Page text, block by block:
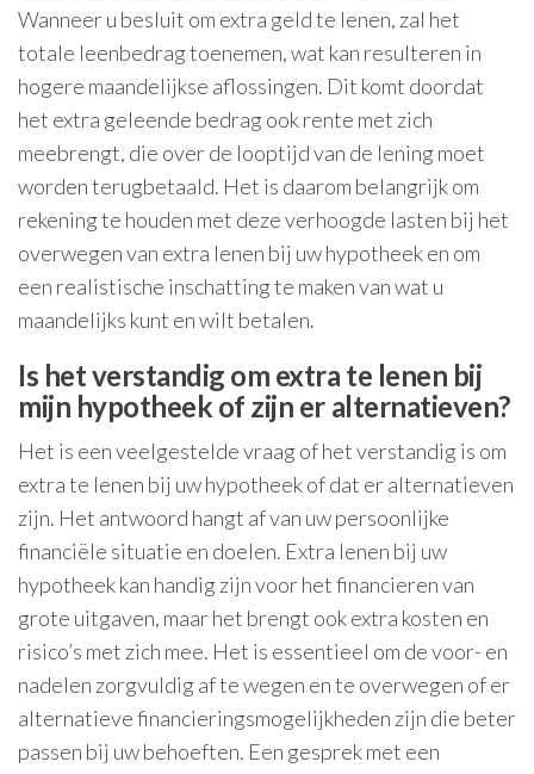
Wanneer u besluit om extra geld te lenen, zal het
totale leenbedrag toenemen, wat kan resulteren in
hogere maandelijkse aflossingen. Dit komt doordat
het extra geleende bedrag ook rente met zich
meebrengt, die over de looptijd van de lening moet
worden terugbetaald. Het is daarom belangrijk om
rekening te houden met deze verhoogde lasten bij het
overwegen van extra lenen bij uw hypotheek en om
een realistische inschatting te maken van wat u
maandelijks kunt en wilt betalen.
Is het verstandig om extra te lenen bij
mijn hypotheek of zijn er alternatieven?
Het is een veelgestelde vraag of het verstandig is om
extra te lenen bij uw hypotheek of dat er alternatieven
zijn. Het antwoord hangt af van uw persoonlijke
financiële situatie en doelen. Extra lenen bij uw
hypotheek kan handig zijn voor het financieren van
grote uitgaven, maar het brengt ook extra kosten en
risico’s met zich mee. Het is essentieel om de voor- en
nadelen zorgvuldig af te wegen en te overwegen of er
alternatieve financieringsmogelijkheden zijn die beter
passen bij uw behoeften. Een gesprek met een